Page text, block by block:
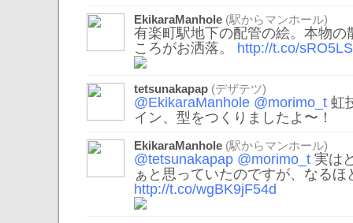
EkikaraManhole (駅からマンホール)
有楽町駅地下の配管の絵。本物の
ころがお洒落。 http://t.co/
tetsunakapap (デザテツ)
@EkikaraManhole @morimo_t 虹
イン、型をつくりましたよ〜！
EkikaraManhole (駅からマンホール)
@tetsunakapap @morimo_t 実は
ぁと思っていたのですが、なる
http://t.co/wgBK9jF54d